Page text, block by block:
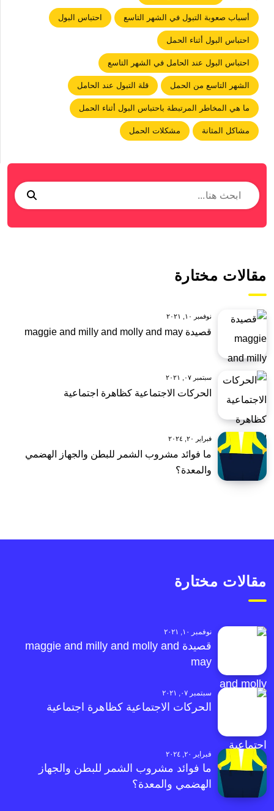
أسباب صعوبة التبول في الشهر التاسع احتباس البول
احتباس البول أثناء الحمل
احتباس البول عند الحامل في الشهر التاسع
الشهر التاسع من الحمل قلة التبول عند الحامل
ما هي المخاطر المرتبطة باحتباس البول أثناء الحمل
مشاكل المثانة مشكلات الحمل
مقالات مختارة
نوفمبر ١٠, ٢٠٢١
قصيدة maggie and milly and molly and may
سبتمبر ٠٧, ٢٠٢١
الحركات الاجتماعية كظاهرة اجتماعية
فبراير ٢٠, ٢٠٢٤
ما فوائد مشروب الشمر للبطن والجهاز الهضمي
والمعدة؟
مقالات مختارة
نوفمبر ١٠, ٢٠٢١
قصيدة maggie and milly and molly and
may
سبتمبر ٠٧, ٢٠٢١
الحركات الاجتماعية كظاهرة اجتماعية
فبراير ٢٠, ٢٠٢٤
ما فوائد مشروب الشمر للبطن والجهاز
الهضمي والمعدة؟